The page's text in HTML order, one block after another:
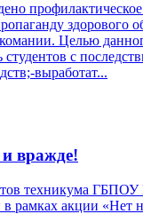
здорового
Целью
с
выработат...
вражде!
техникума
в рамках акции «Нет